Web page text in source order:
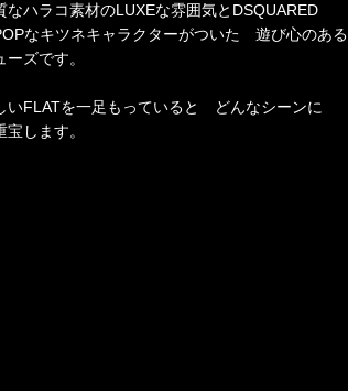
なハラコ素材のLUXEな雰囲気とDSQUARED
なキツネキャラクターがついた 遊び心のある
ーズです。
いFLATを一足もっていると どんなシーンに
宝します。